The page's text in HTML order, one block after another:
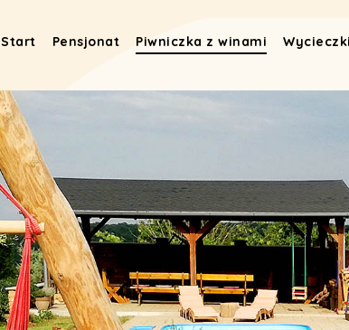
Start Pensjonat Piwniczka z winami Wycieczki